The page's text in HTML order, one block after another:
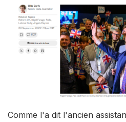
Comme l'a dit l'ancien